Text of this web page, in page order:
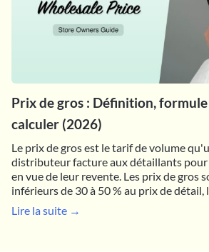
Prix de gros : Définition,
calculer (2026)
Le prix de gros est le tarif de volume
distributeur facture aux détaillants
en vue de leur revente. Les prix de gros
inférieurs de 30 à 50 % au prix de
Lire la suite →